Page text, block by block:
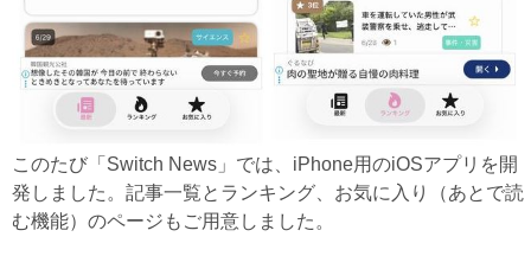
このたび「Switch News」では、iPhone用のiOSアプリを開
発しました。記事一覧とランキング、お気に入り（あとで読
む機能）のページもご用意しました。